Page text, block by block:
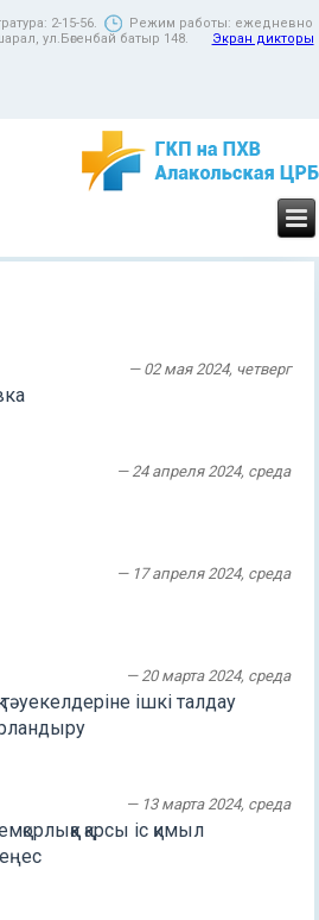
2-15-56.
Режим работы: ежедневно
ул.Бөгенбай батыр 148. Экран дикторы
— 02 мая 2024, четверг
— 24 апреля 2024, среда
— 17 апреля 2024, среда
— 20 марта 2024, среда
ішкі талдау
— 13 марта 2024, среда
қарсы іс қимыл